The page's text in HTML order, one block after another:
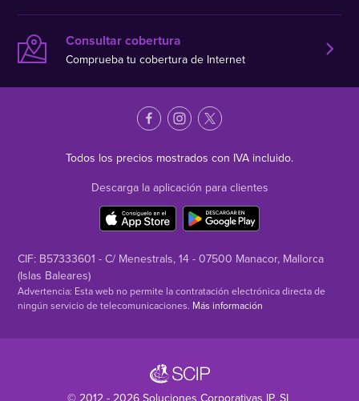
Consultar cobertura
Comprueba tu cobertura de Internet
Todos los precios mostrados con IVA incluido.
Descarga la aplicación para clientes
CIF: B57333601 - C/ Menestrals, 14 - 07500 Manacor, Mallorca
(Islas Baleares)
Advertencia: Esta web no permite la contratación electrónica directa de
ningún servicio de telecomunicaciones. Más información
© 2012 - 2026 Soluciones Corporativas IP, SL